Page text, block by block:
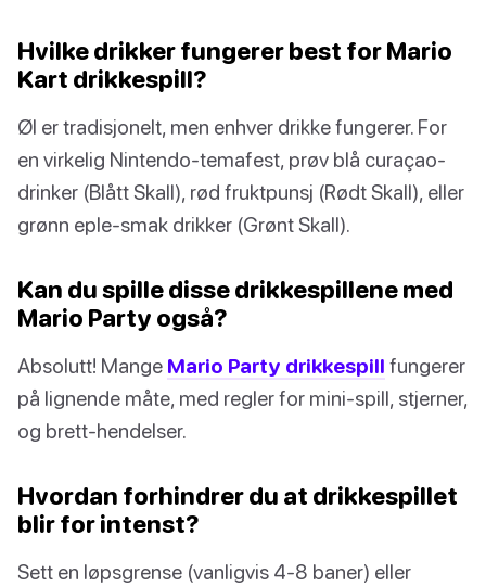
Hvilke drikker fungerer best for Mario
Kart drikkespill?
Øl er tradisjonelt, men enhver drikke fungerer. For
en virkelig Nintendo-temafest, prøv blå curaçao-
drinker (Blått Skall), rød fruktpunsj (Rødt Skall), eller
grønn eple-smak drikker (Grønt Skall).
Kan du spille disse drikkespillene med
Mario Party også?
Absolutt! Mange Mario Party drikkespill fungerer
på lignende måte, med regler for mini-spill, stjerner,
og brett-hendelser.
Hvordan forhindrer du at drikkespillet
blir for intenst?
Sett en løpsgrense (vanligvis 4-8 baner) eller